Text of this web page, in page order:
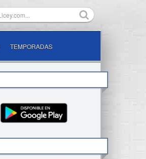
TEMPORADAS